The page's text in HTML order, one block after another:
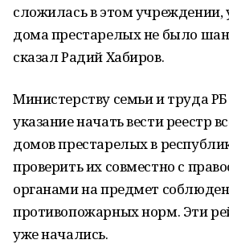
сложилась в этом учреждении,
дома престарелых не было
сказал Радий Хабиров.
Министерству семьи и труда
указание начать вести реестр
домов престарелых в
проверить их совместно с
органами на предмет
противопожарных норм. Эти
уже начались.